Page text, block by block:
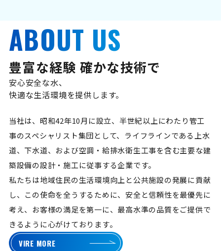
ABOUT US
豊富な経験 確かな技術で
安心安全な水、
快適な生活環境を提供します。
当社は、昭和42年10月に設立、半世紀以上にわたり管工
事のスペシャリスト集団として、ライフラインである上水
道、下水道、および空調・給排水衛生工事を含む主要な建
築設備の設計・施工に従事する企業です。
私たちは地域住民の生活環境向上と公共施設の発展に貢献
し、この使命を全うするために、安全と信頼性を最優先に
考え、お客様の満足を第一に、最高水準の品質をご提供で
きるように心がけております。
VIRE MORE